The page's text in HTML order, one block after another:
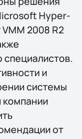
Hyper-
2008 R2
специалистов.
и
системы
компании
от